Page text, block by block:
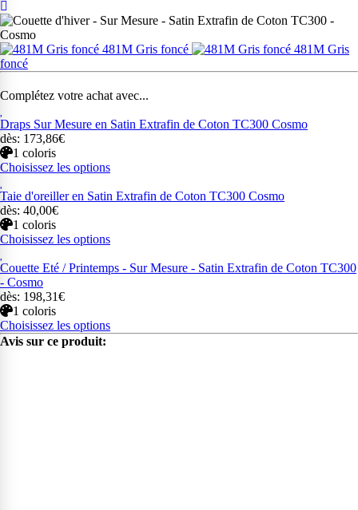
481M Gris foncé
481M Gris
foncé
Complétez votre achat avec...
Draps Sur Mesure en Satin Extrafin de Coton TC300 Cosmo
dès: 173,86€
1 coloris
Choisissez les options
Taie d'oreiller en Satin Extrafin de Coton TC300 Cosmo
dès: 40,00€
1 coloris
Choisissez les options
Couette Eté / Printemps - Sur Mesure - Satin Extrafin de Coton TC300
- Cosmo
dès: 198,31€
1 coloris
Choisissez les options
Avis sur ce produit: